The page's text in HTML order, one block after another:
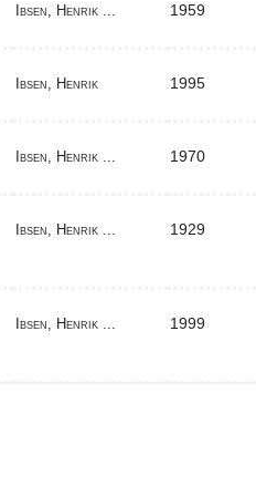
Ibsen, Henrik ... 1959
Ibsen, Henrik 1995
Ibsen, Henrik ... 1970
Ibsen, Henrik ... 1929
Ibsen, Henrik ... 1999